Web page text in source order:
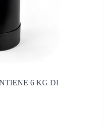
6 KG DI